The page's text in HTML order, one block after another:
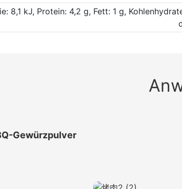
8,1 kJ, Protein: 4,2 g, Fett: 1 g,
Gewürzpulver